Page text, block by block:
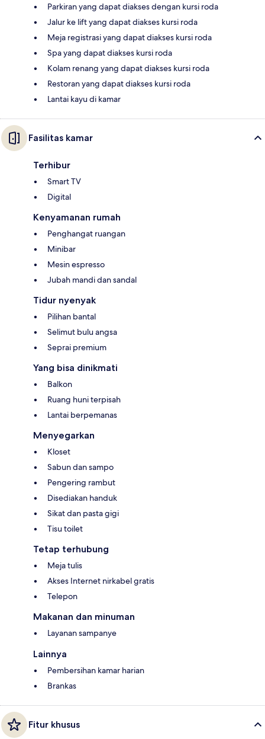
Parkiran yang dapat diakses dengan kursi roda
Jalur ke lift yang dapat diakses kursi roda
Meja registrasi yang dapat diakses kursi roda
Spa yang dapat diakses kursi roda
Kolam renang yang dapat diakses kursi roda
Restoran yang dapat diakses kursi roda
Lantai kayu di kamar
Fasilitas kamar
Terhibur
Smart TV
Digital
Kenyamanan rumah
Penghangat ruangan
Minibar
Mesin espresso
Jubah mandi dan sandal
Tidur nyenyak
Pilihan bantal
Selimut bulu angsa
Seprai premium
Yang bisa dinikmati
Balkon
Ruang huni terpisah
Lantai berpemanas
Menyegarkan
Kloset
Sabun dan sampo
Pengering rambut
Disediakan handuk
Sikat dan pasta gigi
Tisu toilet
Tetap terhubung
Meja tulis
Akses Internet nirkabel gratis
Telepon
Makanan dan minuman
Layanan sampanye
Lainnya
Pembersihan kamar harian
Brankas
Fitur khusus